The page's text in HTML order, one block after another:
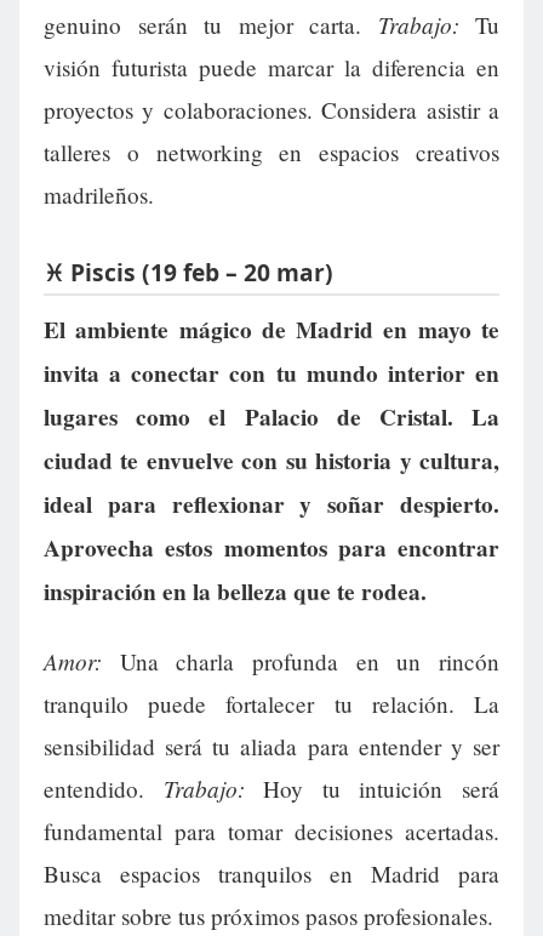
genuino serán tu mejor carta. Trabajo: Tu
visión futurista puede marcar la diferencia en
proyectos y colaboraciones. Considera asistir a
talleres o networking en espacios creativos
madrileños.
♓ Piscis (19 feb – 20 mar)
El ambiente mágico de Madrid en mayo te
invita a conectar con tu mundo interior en
lugares como el Palacio de Cristal. La
ciudad te envuelve con su historia y cultura,
ideal para reflexionar y soñar despierto.
Aprovecha estos momentos para encontrar
inspiración en la belleza que te rodea.
Amor: Una charla profunda en un rincón
tranquilo puede fortalecer tu relación. La
sensibilidad será tu aliada para entender y ser
entendido. Trabajo: Hoy tu intuición será
fundamental para tomar decisiones acertadas.
Busca espacios tranquilos en Madrid para
meditar sobre tus próximos pasos profesionales.